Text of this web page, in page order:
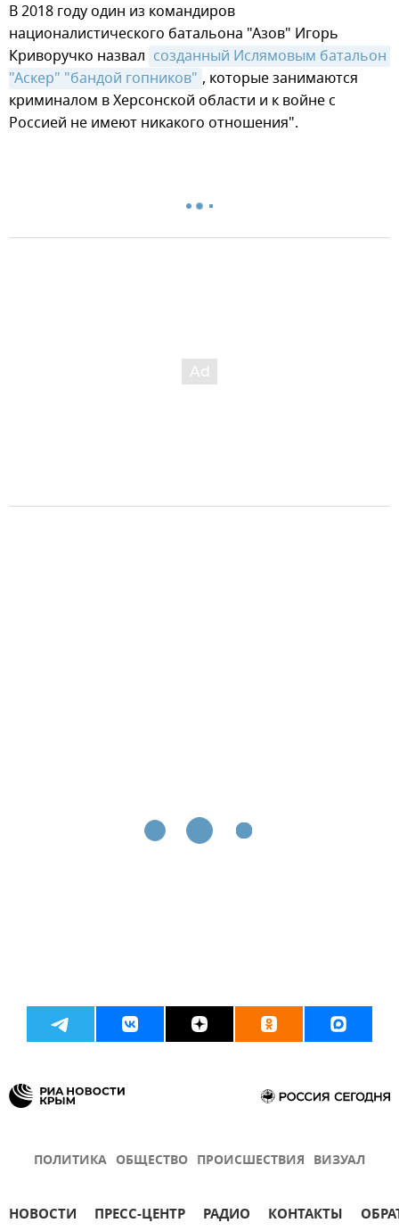
В 2018 году один из командиров
националистического батальона "Азов" Игорь
Криворучко назвал созданный Ислямовым батальон
"Аскер" "бандой гопников" , которые занимаются
криминалом в Херсонской области и к войне с
Россией не имеют никакого отношения".
ПОЛИТИКА ОБЩЕСТВО ПРОИСШЕСТВИЯ ВИЗУАЛ
НОВОСТИ ПРЕСС-ЦЕНТР РАДИО КОНТАКТЫ